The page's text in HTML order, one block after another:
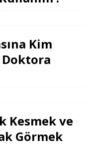
Kim
Doktora
Kesmek ve
Görmek